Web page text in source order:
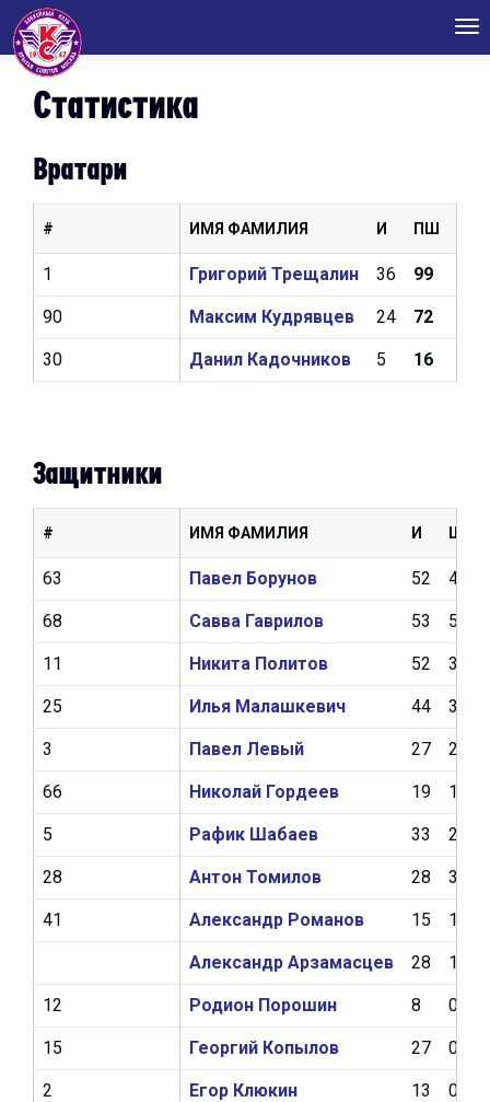
Статистика
Вратари
ИМЯ ФАМИЛИЯ И ПШ
Григорий Трещалин 36 99
Максим Кудрявцев 24 72
Данил Кадочников 5 16
#
1
90
30
Защитники
ИМЯ ФАМИЛИЯ И Ш
Павел Борунов 52 4
Савва Гаврилов 53 5
Никита Политов 52 3
Илья Малашкевич 44 3
Павел Левый 27 2
Николай Гордеев 19 1
Рафик Шабаев 33 2
Антон Томилов 28 3
Александр Романов 15 1
Александр Арзамасцев 28 1
Родион Порошин 8 0
Георгий Копылов 27 0
Егор Клюкин 13 0
#
63
68
11
25
3
66
5
28
41
12
15
2